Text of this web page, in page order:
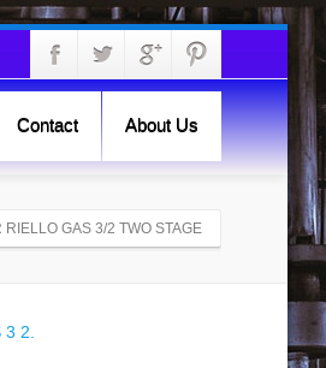
Contact About Us
RIELLO GAS 3/2 TWO STAGE